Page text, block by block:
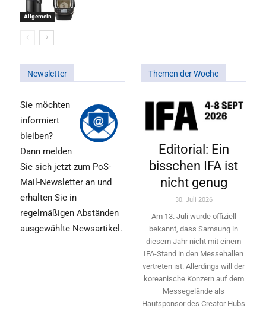
Allgemein
Newsletter
Sie möchten
informiert
bleiben?
Dann melden
Sie sich jetzt zum PoS-
Mail-Newsletter an und
erhalten Sie in
regelmäßigen Abständen
ausgewählte Newsartikel.
Themen der Woche
Editorial: Ein
bisschen IFA ist
nicht genug
30. Juli 2026
Am 13. Juli wurde offiziell
bekannt, dass Samsung in
diesem Jahr nicht mit einem
IFA-Stand in den Messehallen
vertreten ist. Allerdings will ­der
koreanische Konzern auf dem
Messegelände als
Hautsponsor des Creator Hubs